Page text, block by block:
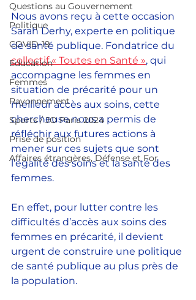
Questions au Gouvernement
Politique
COVID-19
Education
Femmes
Rayonnement
Sports / JO Paris 2024
Prise de position
Affaires étrangères, Défense et For
Nous avons reçu à cette occasion
Sarah Derhy, experte en politique
de santé publique. Fondatrice du
collectif « Toutes en Santé », qui
accompagne les femmes en
situation de précarité pour un
meilleur accès aux soins, cette
chercheuse nous a permis de
réfléchir aux futures actions à
mener sur ces sujets que sont
l’égalité des soins et la santé des
femmes.
En effet, pour lutter contre les
difficultés d’accès aux soins des
femmes en précarité, il devient
urgent de construire une politique
de santé publique au plus près de
la population.